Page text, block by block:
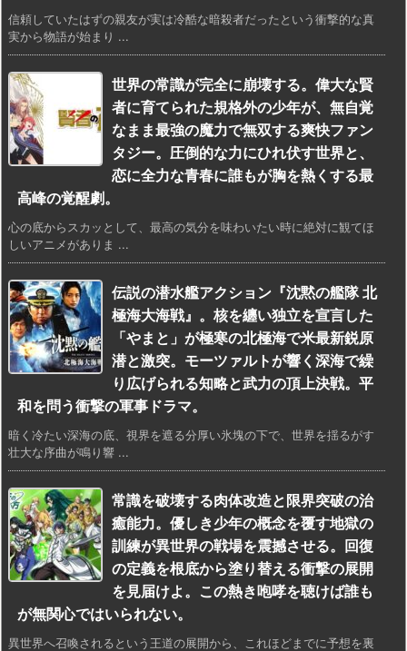
信頼していたはずの親友が実は冷酷な暗殺者だったという衝撃的な真
実から物語が始まり ...
世界の常識が完全に崩壊する。偉大な賢
者に育てられた規格外の少年が、無自覚
なまま最強の魔力で無双する爽快ファン
タジー。圧倒的な力にひれ伏す世界と、
恋に全力な青春に誰もが胸を熱くする最
高峰の覚醒劇。
心の底からスカッとして、最高の気分を味わいたい時に絶対に観てほ
しいアニメがありま ...
伝説の潜水艦アクション『沈黙の艦隊 北
極海大海戦』。核を纏い独立を宣言した
「やまと」が極寒の北極海で米最新鋭原
潜と激突。モーツァルトが響く深海で繰
り広げられる知略と武力の頂上決戦。平
和を問う衝撃の軍事ドラマ。
暗く冷たい深海の底、視界を遮る分厚い氷塊の下で、世界を揺るがす
壮大な序曲が鳴り響 ...
常識を破壊する肉体改造と限界突破の治
癒能力。優しき少年の概念を覆す地獄の
訓練が異世界の戦場を震撼させる。回復
の定義を根底から塗り替える衝撃の展開
を見届けよ。この熱き咆哮を聴けば誰も
が無関心ではいられない。
異世界へ召喚されるという王道の展開から、これほどまでに予想を裏